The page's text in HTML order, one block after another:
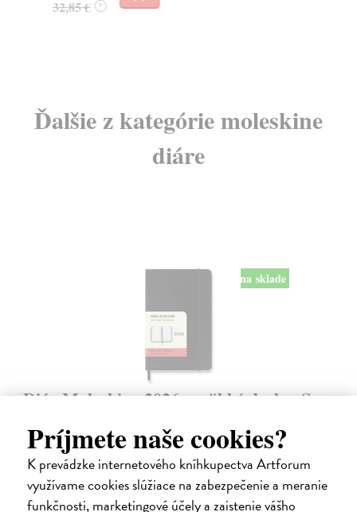
Príjmete naše cookies?
K prevádzke internetového kníhkupectva Artforum
využívame cookies slúžiace na zabezpečenie a meranie
funkčnosti, marketingové účely a zaistenie vášho
32,85 € ?
Ďalšie z kategórie moleskine
diáre
na sklade
Diár Moleskine 2026 - mäkké dosky, S,
9 x 14 cm| Zápisník Moleskine
Denný diár vreckové veľkosti na rok 2026. Na každý deň stránka pre
poznámky a schôdzky.
Na sklade